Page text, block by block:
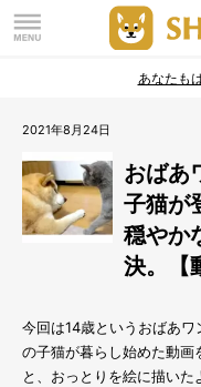
あなたも
2021年8月24日
おばあ
子猫が
穏やか
決。【
今回は14歳というおばあ
の子猫が暮らし始めた動
と、おっとりを絵に描い